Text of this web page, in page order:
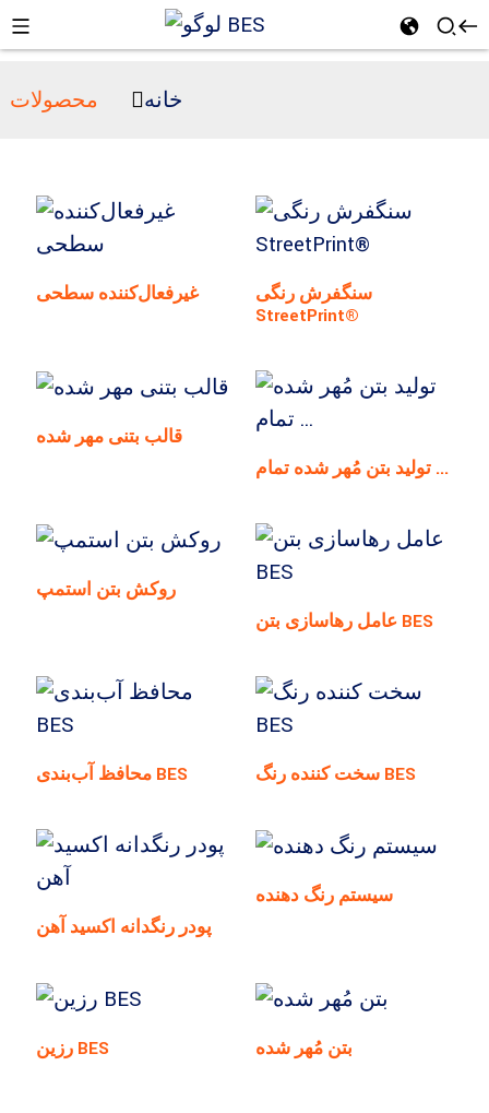
خانه محصولات
غیرفعال‌کننده سطحی
سنگفرش رنگی
StreetPrint®
قالب بتنی مهر شده
تولید بتن مُهر شده تمام ...
روکش بتن استمپ
عامل رهاسازی بتن BES
محافظ آب‌بندی BES سخت کننده رنگ BES
پودر رنگدانه اکسید آهن
سیستم رنگ دهنده
رزین BES بتن مُهر شده